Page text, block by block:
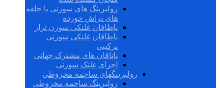
رولبرینگ های سوزنی با حلقه
های تراش خورده
یاطاقان غلتکی سوزن تراز
یاطاقان غلتکی سوزنی
ترکیبی
یاتاقان های مشترک جهانی
اجزای غلتک سوزنی
رولبرینگهای ساچمه مخروطی
رولبرینگ ساچمه مخروطی